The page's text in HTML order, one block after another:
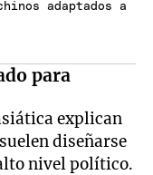
adaptados a
para
explican
diseñarse
nivel político.